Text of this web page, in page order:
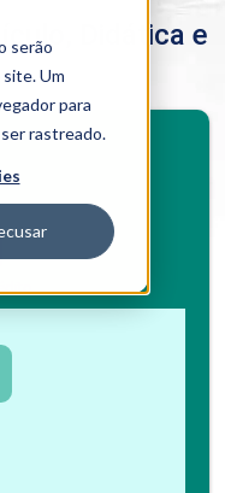
serão
Um
para
rastreado.
Didática e
BENEFÍCIOS
pós-graduação